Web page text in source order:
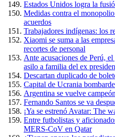
Estados Unidos logra la
Medidas contra el
acuerdos
Trabajadores indígenas: los
Xiaomi se suma a las
recortes de personal
Ante acusaciones de Perú,
asilo a familia del ex
Descartan duplicado de
Capital de Ucrania
Argentina se vuelve
Fernando Santos se va
¡Ya se estrenó Avatar: The
Entre futbolistas y
MERS-CoV en Qatar